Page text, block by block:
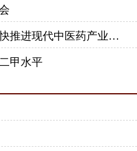
江西省长易炼红调研抚州加快推进现代中医药产业和旅游产业发展
甲水平